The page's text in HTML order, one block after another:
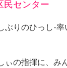
センター
ぶりのひっし-率
ぃの指揮に、み